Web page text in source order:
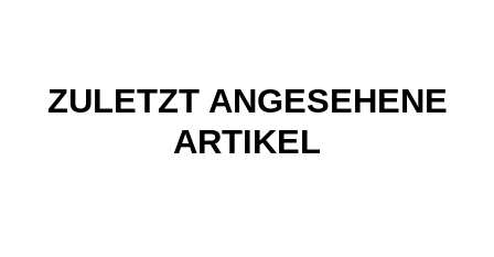
ZULETZT ANGESEHENE
ARTIKEL